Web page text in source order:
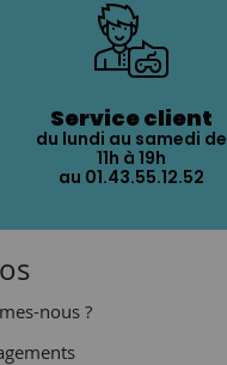
Service client
du lundi au samedi de
11h à 19h
au 01.43.55.12.52
nous ?